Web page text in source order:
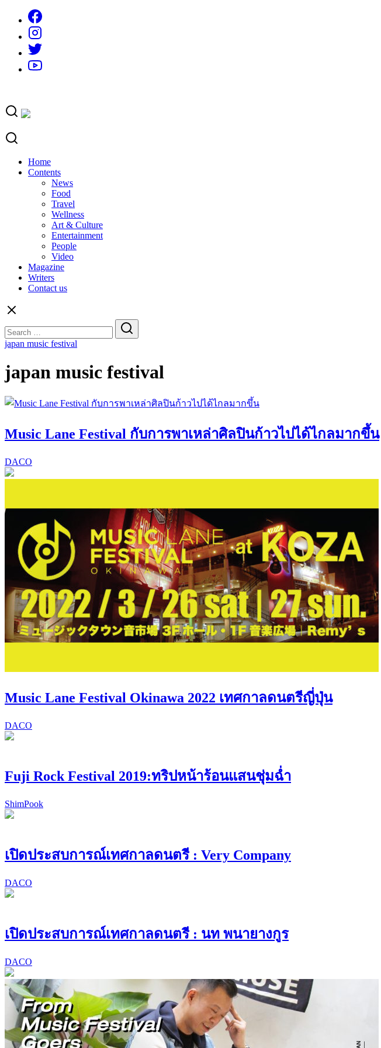
content
Home
Contents
News
Food
Travel
Wellness
Art & Culture
Entertainment
People
Video
Magazine
Writers
Contact us
for:
japan music festival
japan music festival
Music Lane Festival กับการพาเหล่าศิลปินก้าวไปได้ไกลมากขึ้น
DACO
Music Lane Festival Okinawa 2022 เทศกาลดนตรีญี่ปุ่น
DACO
Fuji Rock Festival 2019:ทริปหน้าร้อนแสนชุ่มฉ่ำ
ShimPook
เปิดประสบการณ์เทศกาลดนตรี : Very Company
DACO
เปิดประสบการณ์เทศกาลดนตรี : นท พนายางกูร
DACO